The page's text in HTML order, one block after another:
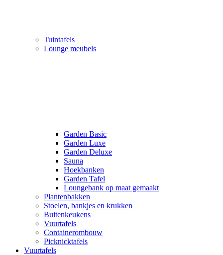
Tuintafels
Lounge meubels
Garden Basic
Garden Luxe
Garden Deluxe
Sauna
Hoekbanken
Garden Tafel
Loungebank op maat gemaakt
Plantenbakken
Stoelen, bankjes en krukken
Buitenkeukens
Vuurtafels
Containerombouw
Picknicktafels
Vuurtafels